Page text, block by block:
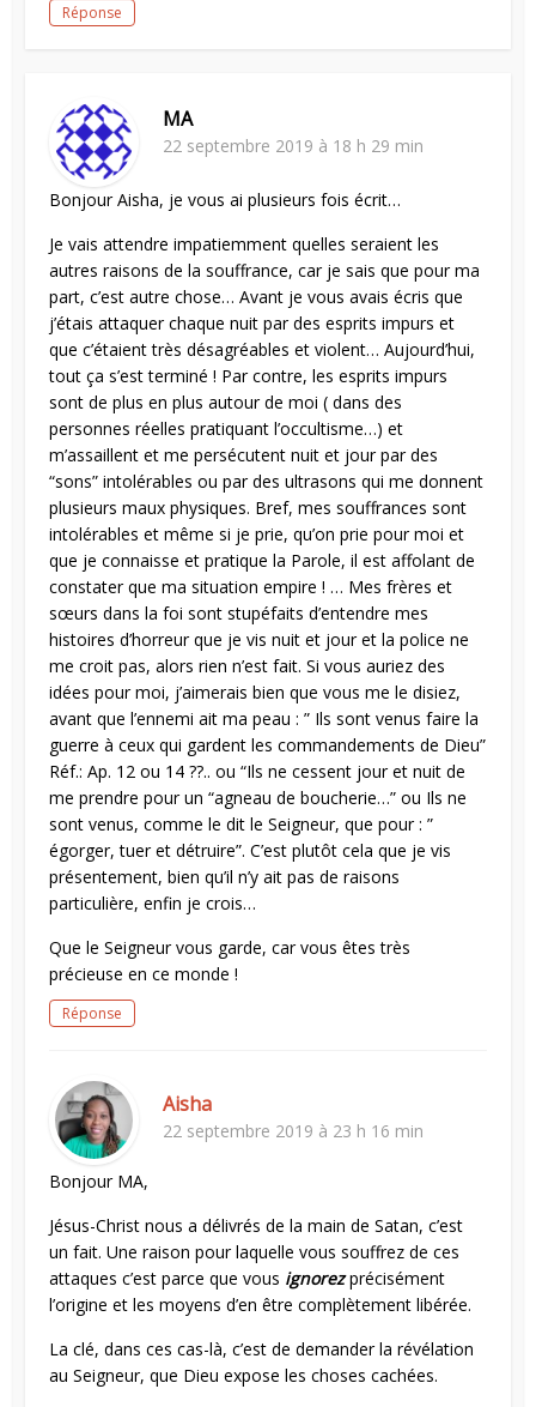
Réponse
MA
22 septembre 2019 à 18 h 29 min
Bonjour Aisha, je vous ai plusieurs fois écrit…
Je vais attendre impatiemment quelles seraient les
autres raisons de la souffrance, car je sais que pour ma
part, c’est autre chose… Avant je vous avais écris que
j’étais attaquer chaque nuit par des esprits impurs et
que c’étaient très désagréables et violent… Aujourd’hui,
tout ça s’est terminé ! Par contre, les esprits impurs
sont de plus en plus autour de moi ( dans des
personnes réelles pratiquant l’occultisme…) et
m’assaillent et me persécutent nuit et jour par des
“sons” intolérables ou par des ultrasons qui me donnent
plusieurs maux physiques. Bref, mes souffrances sont
intolérables et même si je prie, qu’on prie pour moi et
que je connaisse et pratique la Parole, il est affolant de
constater que ma situation empire ! … Mes frères et
sœurs dans la foi sont stupéfaits d’entendre mes
histoires d’horreur que je vis nuit et jour et la police ne
me croit pas, alors rien n’est fait. Si vous auriez des
idées pour moi, j’aimerais bien que vous me le disiez,
avant que l’ennemi ait ma peau : ” Ils sont venus faire la
guerre à ceux qui gardent les commandements de Dieu”
Réf.: Ap. 12 ou 14 ??.. ou “Ils ne cessent jour et nuit de
me prendre pour un “agneau de boucherie…” ou Ils ne
sont venus, comme le dit le Seigneur, que pour : ”
égorger, tuer et détruire”. C’est plutôt cela que je vis
présentement, bien qu’il n’y ait pas de raisons
particulière, enfin je crois…
Que le Seigneur vous garde, car vous êtes très
précieuse en ce monde !
Réponse
Aisha
22 septembre 2019 à 23 h 16 min
Bonjour MA,
Jésus-Christ nous a délivrés de la main de Satan, c’est
un fait. Une raison pour laquelle vous souffrez de ces
attaques c’est parce que vous ignorezprécisément
l’origine et les moyens d’en être complètement libérée.
La clé, dans ces cas-là, c’est de demander la révélation
au Seigneur, que Dieu expose les choses cachées.